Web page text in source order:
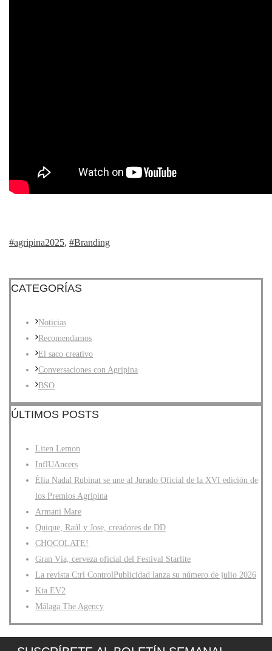
#agripina2025, #Branding
CATEGORÍAS
Noticias
Recomendamos
El saco creativo
Conversaciones con Agripina
BSO
ÚLTIMOS POSTS
Liten Lemon
InflUAncers
Èlia Nadal Rubinat se une al Jurado Oficial de la XVI edición de
los Premios Agripina
Armani Mare
Quique, Raúl y Jose, creadores de DD
CHOCOLATE!
Gran Vía, cerveza oficial del Festival Starlite
La revista Ctrl ControlPublicidad lanza su número de julio 2026
Kia EV2
Málaga The Agency